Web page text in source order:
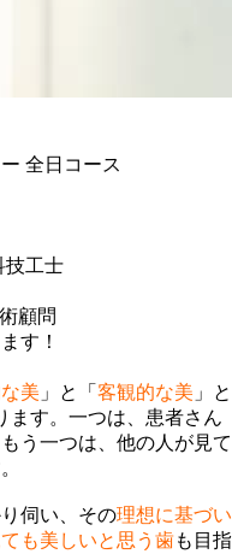
全日コース
技工士
顧問
す！
美 」と「 客観的な美 」と
ます。一つは、患者さん
う一つは、他の人が見て
伺い、その理想に基づい
も美しいと思う歯も目指